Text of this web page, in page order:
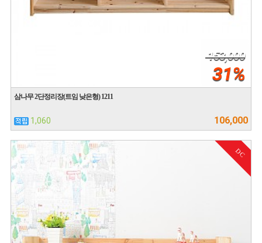
153,000
31%
삼나무 2단정리장(트임 낮은형) 1211
1,060 106,000
DC